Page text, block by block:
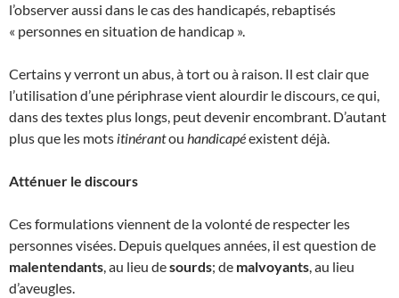
l’observer aussi dans le cas des handicapés, rebaptisés
« personnes en situation de handicap ».
Certains y verront un abus, à tort ou à raison. Il est clair que
l’utilisation d’une périphrase vient alourdir le discours, ce qui,
dans des textes plus longs, peut devenir encombrant. D’autant
plus que les mots itinérantou handicapéexistent déjà.
Atténuer le discours
Ces formulations viennent de la volonté de respecter les
personnes visées. Depuis quelques années, il est question de
malentendants, au lieu desourds; de malvoyants, au lieu
d’aveugles.